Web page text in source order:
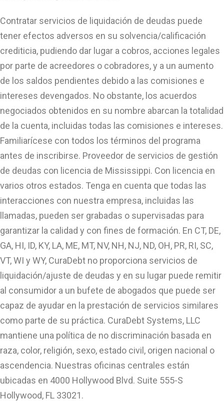
Contratar servicios de liquidación de deudas puede
tener efectos adversos en su solvencia/calificación
crediticia, pudiendo dar lugar a cobros, acciones legales
por parte de acreedores o cobradores, y a un aumento
de los saldos pendientes debido a las comisiones e
intereses devengados. No obstante, los acuerdos
negociados obtenidos en su nombre abarcan la totalidad
de la cuenta, incluidas todas las comisiones e intereses.
Familiarícese con todos los términos del programa
antes de inscribirse. Proveedor de servicios de gestión
de deudas con licencia de Mississippi. Con licencia en
varios otros estados. Tenga en cuenta que todas las
interacciones con nuestra empresa, incluidas las
llamadas, pueden ser grabadas o supervisadas para
garantizar la calidad y con fines de formación. En CT, DE,
GA, HI, ID, KY, LA, ME, MT, NV, NH, NJ, ND, OH, PR, RI, SC,
VT, WI y WY, CuraDebt no proporciona servicios de
liquidación/ajuste de deudas y en su lugar puede remitir
al consumidor a un bufete de abogados que puede ser
capaz de ayudar en la prestación de servicios similares
como parte de su práctica. CuraDebt Systems, LLC
mantiene una política de no discriminación basada en
raza, color, religión, sexo, estado civil, origen nacional o
ascendencia. Nuestras oficinas centrales están
ubicadas en 4000 Hollywood Blvd. Suite 555-S
Hollywood, FL 33021.